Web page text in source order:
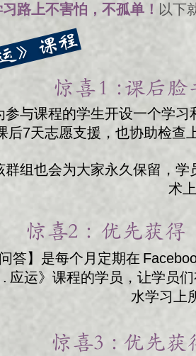
路上不害怕，不孤单！ 以下
惊喜 1 ：课后脸
参与课程的学生开设一个学
后7天志愿支援，也协助检查
群组也会为大家永久保留，
术
惊喜2 ：优先获得
问答】是每个月定期在
. 应运》课程的学员，让学员
水学习上
惊喜3 ：优先获
》课程